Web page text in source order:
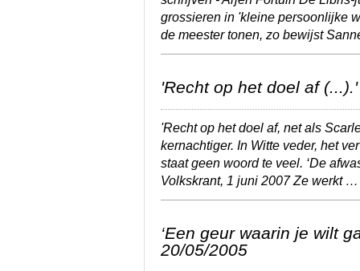
grossieren in 'kleine persoonlijke
de meester tonen, zo bewijst
'Recht op het doel af
'Recht op het doel af, net als
kernachtiger. In Witte veder, het
staat geen woord te veel. ‘De
Volkskrant, 1 juni 2007Ze werkt
‘Een geur waarin je wilt
20/05/2005